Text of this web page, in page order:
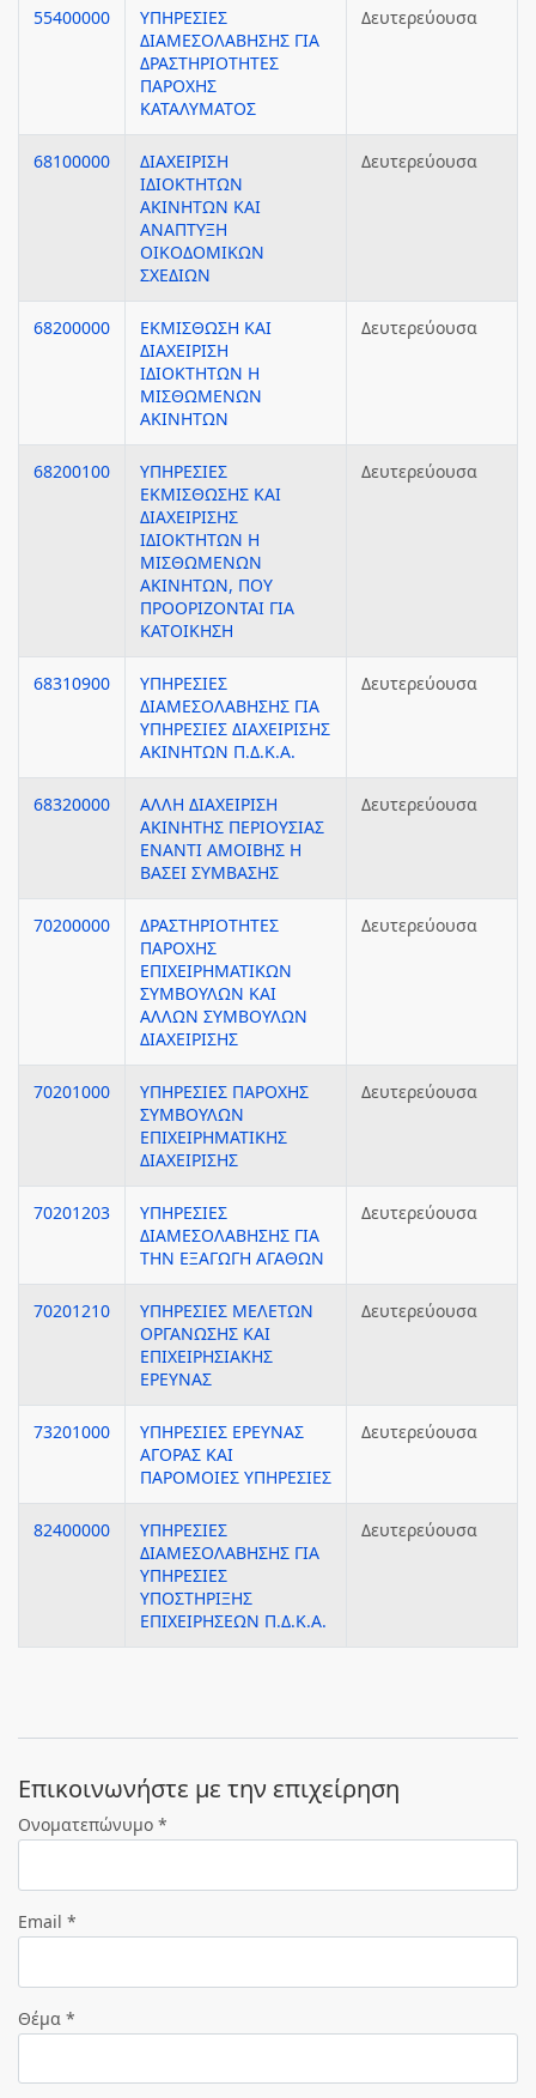
55400000
ΥΠΗΡΕΣΙΕΣ
ΔΙΑΜΕΣΟΛΑΒΗΣΗΣ ΓΙΑ
ΔΡΑΣΤΗΡΙΟΤΗΤΕΣ
ΠΑΡΟΧΗΣ
ΚΑΤΑΛΥΜΑΤΟΣ
Δευτερεύουσα
68100000
ΔΙΑΧΕΙΡΙΣΗ
ΙΔΙΟΚΤΗΤΩΝ
ΑΚΙΝΗΤΩΝ ΚΑΙ
ΑΝΑΠΤΥΞΗ
ΟΙΚΟΔΟΜΙΚΩΝ
ΣΧΕΔΙΩΝ
Δευτερεύουσα
68200000
ΕΚΜΙΣΘΩΣΗ ΚΑΙ
ΔΙΑΧΕΙΡΙΣΗ
ΙΔΙΟΚΤΗΤΩΝ Η
ΜΙΣΘΩΜΕΝΩΝ
ΑΚΙΝΗΤΩΝ
Δευτερεύουσα
68200100
ΥΠΗΡΕΣΙΕΣ
ΕΚΜΙΣΘΩΣΗΣ ΚΑΙ
ΔΙΑΧΕΙΡΙΣΗΣ
ΙΔΙΟΚΤΗΤΩΝ Η
ΜΙΣΘΩΜΕΝΩΝ
ΑΚΙΝΗΤΩΝ, ΠΟΥ
ΠΡΟΟΡΙΖΟΝΤΑΙ ΓΙΑ
ΚΑΤΟΙΚΗΣΗ
Δευτερεύουσα
68310900
ΥΠΗΡΕΣΙΕΣ
ΔΙΑΜΕΣΟΛΑΒΗΣΗΣ ΓΙΑ
ΥΠΗΡΕΣΙΕΣ ΔΙΑΧΕΙΡΙΣΗΣ
ΑΚΙΝΗΤΩΝ Π.Δ.Κ.Α.
Δευτερεύουσα
68320000
ΑΛΛΗ ΔΙΑΧΕΙΡΙΣΗ
ΑΚΙΝΗΤΗΣ ΠΕΡΙΟΥΣΙΑΣ
ΕΝΑΝΤΙ ΑΜΟΙΒΗΣ Η
ΒΑΣΕΙ ΣΥΜΒΑΣΗΣ
Δευτερεύουσα
70200000
ΔΡΑΣΤΗΡΙΟΤΗΤΕΣ
ΠΑΡΟΧΗΣ
ΕΠΙΧΕΙΡΗΜΑΤΙΚΩΝ
ΣΥΜΒΟΥΛΩΝ ΚΑΙ
ΑΛΛΩΝ ΣΥΜΒΟΥΛΩΝ
ΔΙΑΧΕΙΡΙΣΗΣ
Δευτερεύουσα
70201000
ΥΠΗΡΕΣΙΕΣ ΠΑΡΟΧΗΣ
ΣΥΜΒΟΥΛΩΝ
ΕΠΙΧΕΙΡΗΜΑΤΙΚΗΣ
ΔΙΑΧΕΙΡΙΣΗΣ
Δευτερεύουσα
70201203
ΥΠΗΡΕΣΙΕΣ
ΔΙΑΜΕΣΟΛΑΒΗΣΗΣ ΓΙΑ
ΤΗΝ ΕΞΑΓΩΓΗ ΑΓΑΘΩΝ
Δευτερεύουσα
70201210
ΥΠΗΡΕΣΙΕΣ ΜΕΛΕΤΩΝ
ΟΡΓΑΝΩΣΗΣ ΚΑΙ
ΕΠΙΧΕΙΡΗΣΙΑΚΗΣ
ΕΡΕΥΝΑΣ
Δευτερεύουσα
73201000
ΥΠΗΡΕΣΙΕΣ ΕΡΕΥΝΑΣ
ΑΓΟΡΑΣ ΚΑΙ
ΠΑΡΟΜΟΙΕΣ ΥΠΗΡΕΣΙΕΣ
Δευτερεύουσα
82400000
ΥΠΗΡΕΣΙΕΣ
ΔΙΑΜΕΣΟΛΑΒΗΣΗΣ ΓΙΑ
ΥΠΗΡΕΣΙΕΣ
ΥΠΟΣΤΗΡΙΞΗΣ
ΕΠΙΧΕΙΡΗΣΕΩΝ Π.Δ.Κ.Α.
Δευτερεύουσα
Eπικοινωνήστε με την επιχείρηση
Ονοματεπώνυμο *
Email *
Θέμα *